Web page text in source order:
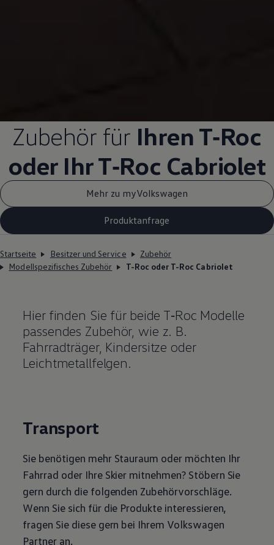
Zubehörfür Ihren T‑Roc
oder IhrT‑Roc Cabriolet
Mehr zu myVolkswagen
Produktanfrage
Startseite Besitzer und Service
Zubehör
Modellspezifisches Zubehör
T-Roc oder T-Roc Cabriolet
Hier finden Sie für beide T‑Roc Modelle
passendes Zubehör, wie z. B.
Fahrradträger, Kindersitze oder
Leichtmetallfelgen.
Transport
Sie benötigen mehr Stauraum oder möchten Ihr
Fahrrad oder Ihre Skier mitnehmen? Stöbern Sie
gern durch die folgenden Zubehörvorschläge.
Wenn Sie sich für die Produkte interessieren,
fragen Sie diese gern bei Ihrem Volkswagen
Partner an.